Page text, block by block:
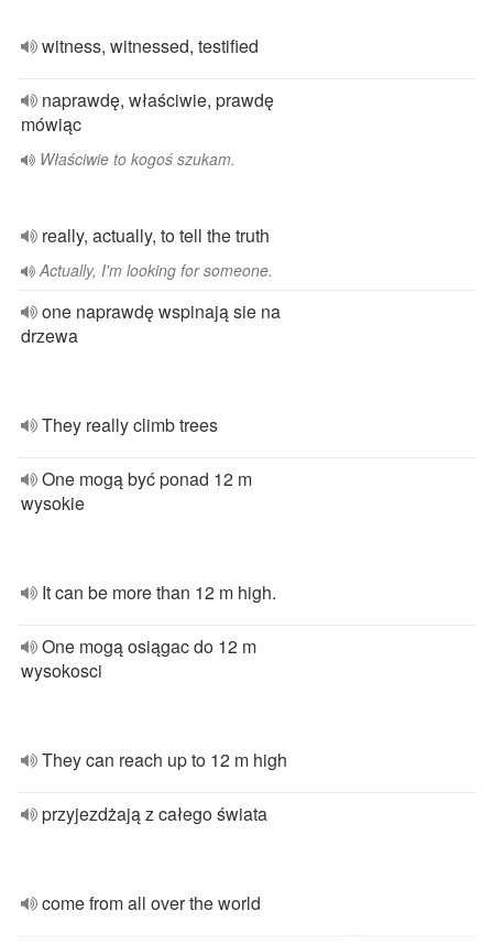
witness, witnessed, testified
naprawdę, właściwie, prawdę
mówiąc
Właściwie to kogoś szukam.
really, actually, to tell the truth
Actually, I'm looking for someone.
one naprawdę wspinają sie na
drzewa
They really climb trees
One mogą być ponad 12 m
wysokie
It can be more than 12 m high.
One mogą osiągac do 12 m
wysokosci
They can reach up to 12 m high
przyjezdżają z całego świata
come from all over the world